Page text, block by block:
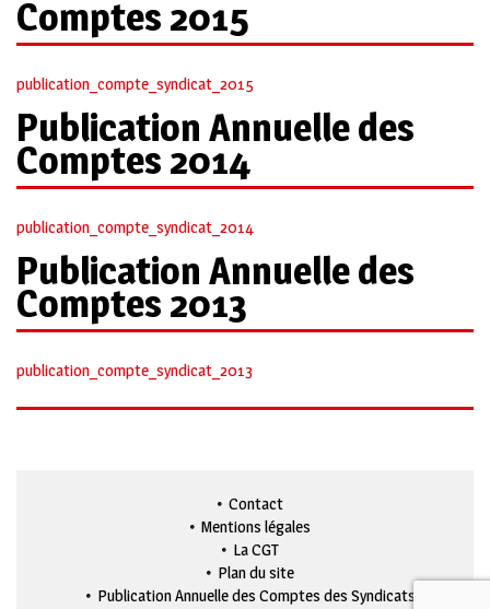
Comptes 2015
publication_compte_syndicat_2015
Publication Annuelle des
Comptes 2014
publication_compte_syndicat_2014
Publication Annuelle des
Comptes 2013
publication_compte_syndicat_2013
Contact
Mentions légales
La CGT
Plan du site
Publication Annuelle des Comptes des Syndicats